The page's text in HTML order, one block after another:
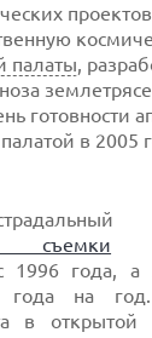
палаты,
готовности
в 2005
съемки
1996 года, а
года на
в открытой